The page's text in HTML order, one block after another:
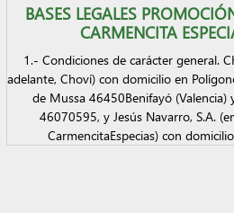
BASES LEGALES
CARMENCITA
1.- Condiciones de carácter general.
adelante, Choví) con domicilio en
de Mussa 46450Benifayó (Valencia)
46070595, y Jesús Navarro, S.A.
CarmencitaEspecias) con